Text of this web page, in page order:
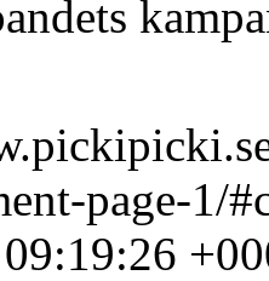
page-1/